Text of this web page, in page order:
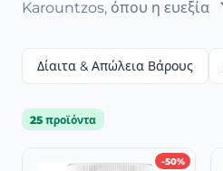
Karountzos, όπου η ευεξία
Δίαιτα & Απώλεια Βάρους
25 προϊόντα
-50%